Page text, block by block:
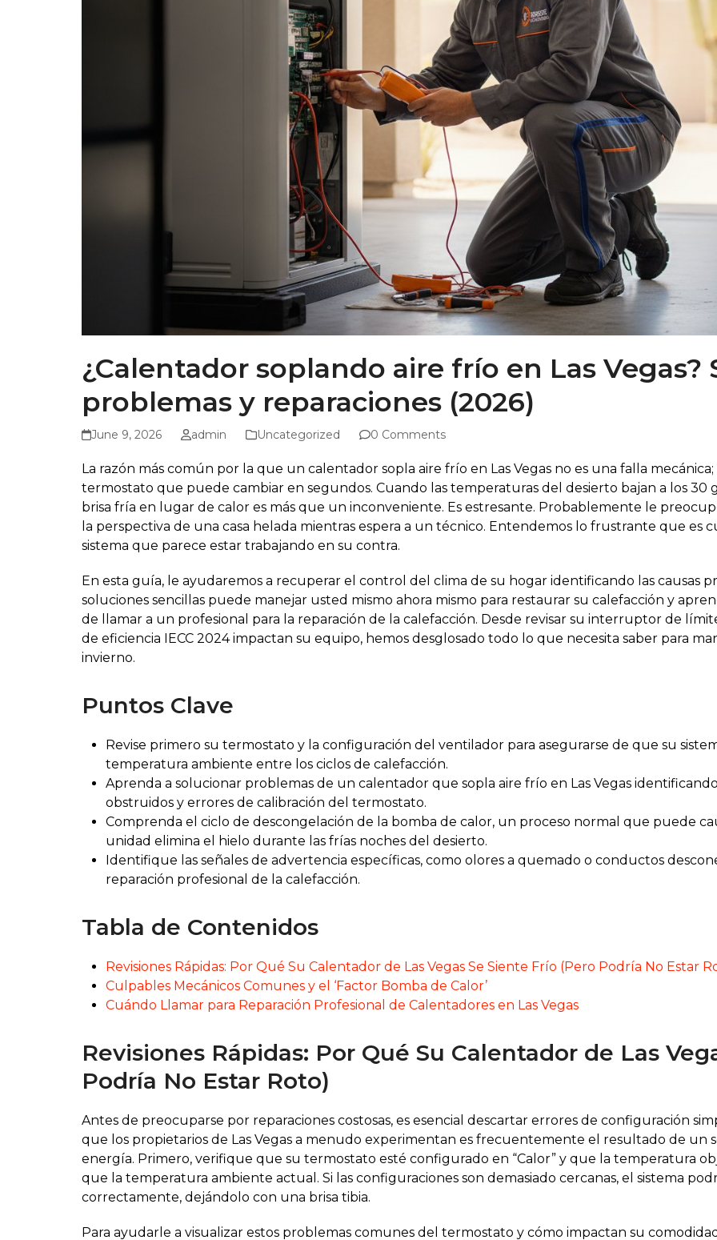
¿Calentador soplando aire frío en Las Vegas?
problemas y reparaciones (2026)
June 9, 2026 admin Uncategorized 0 Comments
La razón más común por la que un calentador sopla aire frío en Las Vegas no es una falla
termostato que puede cambiar en segundos. Cuando las temperaturas del desierto bajan a los 30
brisa fría en lugar de calor es más que un inconveniente. Es estresante. Probablemente le
la perspectiva de una casa helada mientras espera a un técnico. Entendemos lo frustrante que es
sistema que parece estar trabajando en su contra.
En esta guía, le ayudaremos a recuperar el control del clima de su hogar identificando las causas
soluciones sencillas puede manejar usted mismo ahora mismo para restaurar su calefacción y
de llamar a un profesional para la reparación de la calefacción. Desde revisar su interruptor de
de eficiencia IECC 2024 impactan su equipo, hemos desglosado todo lo que necesita saber para
invierno.
Puntos Clave
Revise primero su termostato y la configuración del ventilador para asegurarse de que su
temperatura ambiente entre los ciclos de calefacción.
Aprenda a solucionar problemas de un calentador que sopla aire frío en Las Vegas
obstruidos y errores de calibración del termostato.
Comprenda el ciclo de descongelación de la bomba de calor, un proceso normal que puede
unidad elimina el hielo durante las frías noches del desierto.
Identifique las señales de advertencia específicas, como olores a quemado o conductos
reparación profesional de la calefacción.
Tabla de Contenidos
Revisiones Rápidas: Por Qué Su Calentador de Las Vegas Se Siente Frío (Pero Podría No Estar
Culpables Mecánicos Comunes y el ‘Factor Bomba de Calor’
Cuándo Llamar para Reparación Profesional de Calentadores en Las Vegas
Revisiones Rápidas: Por Qué Su Calentador de Las
Podría No Estar Roto)
Antes de preocuparse por reparaciones costosas, es esencial descartar errores de configuración
que los propietarios de Las Vegas a menudo experimentan es frecuentemente el resultado de
energía. Primero, verifique que su termostato esté configurado en “Calor” y que la temperatura
que la temperatura ambiente actual. Si las configuraciones son demasiado cercanas, el sistema
correctamente, dejándolo con una brisa tibia.
Para ayudarle a visualizar estos problemas comunes del termostato y cómo impactan su